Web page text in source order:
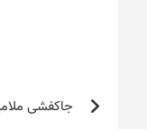
راهبریجاکفشی